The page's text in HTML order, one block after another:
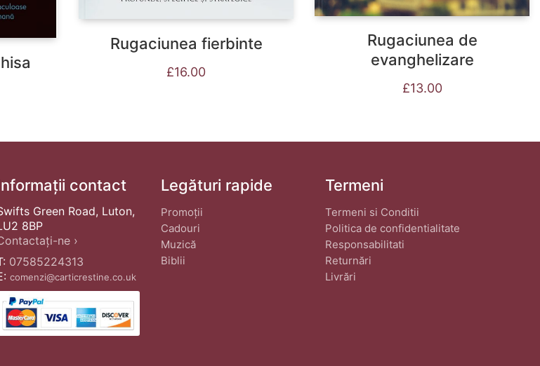
Rugaciunea fierbinte
£16.00
Rugaciunea de
evanghelizare
£13.00
contact
Green Road, Luton,
8BP
ne ›
07585224313
comenzi@carticrestine.co.uk
Legături rapide
Promoții
Cadouri
Muzică
Biblii
Termeni
Termeni si Conditii
Politica de confidentialitate
Responsabilitati
Returnări
Livrări